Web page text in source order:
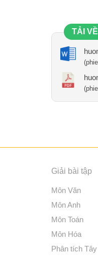
TẢI VỀ
Giải bài tập
Môn Văn
Môn Anh
Môn Toán
Môn Hóa
Phân tích Tây